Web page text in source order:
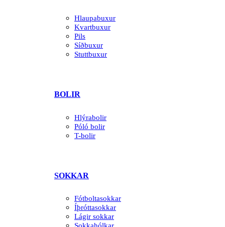
Hlaupabuxur
Kvartbuxur
Pils
Síðbuxur
Stuttbuxur
BOLIR
Hlýrabolir
Póló bolir
T-bolir
SOKKAR
Fótboltasokkar
Íþróttasokkar
Lágir sokkar